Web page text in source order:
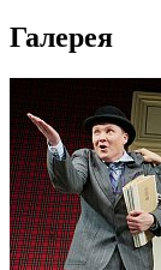
Галерея